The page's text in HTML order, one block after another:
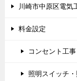
川崎市中原区電気
料金設定
コンセント工事
照明スイッチ